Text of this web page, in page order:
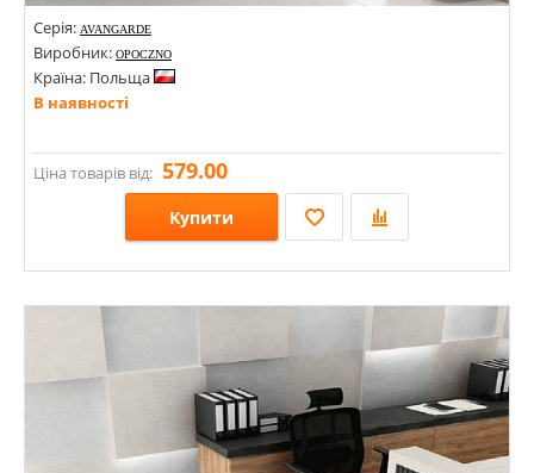
Серія: AVANGARDE
Виробник: OPOCZNO
Країна: Польща
В наявності
Ціна товарів від: 579.00
Купити
Стилі: Зі смугами, хвиля; Геометрія, орнамент; Моноколор; Під тканину;